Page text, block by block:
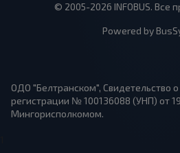
© 2005-2026 INFOBUS. Все
Powered by
ОДО "Белтранском", Свидетельство о
регистрации № 100136088 (УНП) от
Мингорисполкомом.